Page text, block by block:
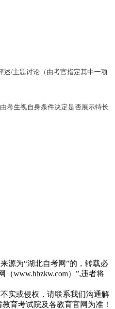
/主题讨论（由考官指定其中一项
生视自身条件决定是否展示特长
源为“湖北自考网”的，转载必
（www.hbzkw.com）”,违者将
实或侵权，请联系我们沟通解
育考试院及各教育官网为准！